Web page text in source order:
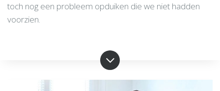
toch nog een probleem opduiken die we niet hadden
voorzien.